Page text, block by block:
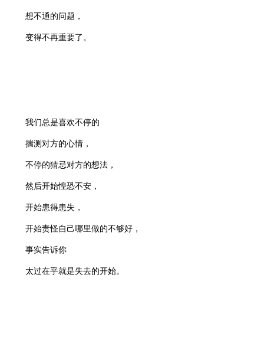
想不通的问题，
变得不再重要了。
我们总是喜欢不停的
揣测对方的心情，
不停的猜忌对方的想法，
然后开始惶恐不安，
开始患得患失，
开始责怪自己哪里做的不够好，
事实告诉你
太过在乎就是失去的开始。